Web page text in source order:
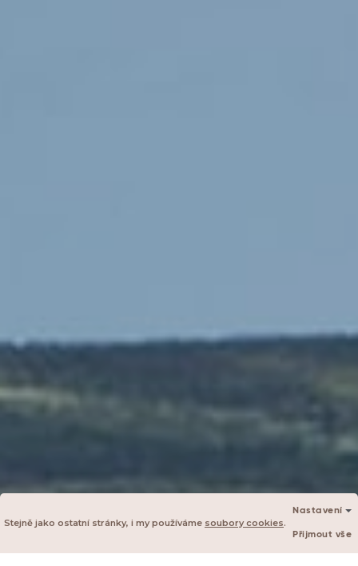
Stejně jako ostatní stránky, i my používáme soubory cookies.
Nastavení
Přijmout vše